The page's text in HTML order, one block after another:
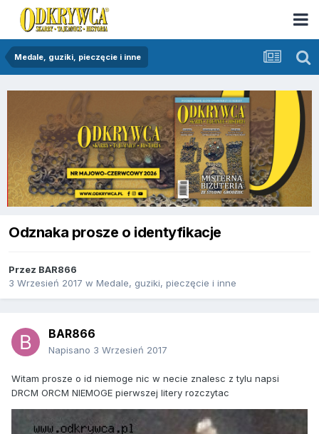
Medale, guziki, pieczęcie i inne
Odznaka prosze o identyfikacje
Przez BAR866
3 Wrzesień 2017 w Medale, guziki, pieczęcie i inne
BAR866
Napisano 3 Wrzesień 2017
Witam prosze o id niemoge nic w necie znalesc z tylu napsi
DRCM ORCM NIEMOGE pierwszej litery rozczytac